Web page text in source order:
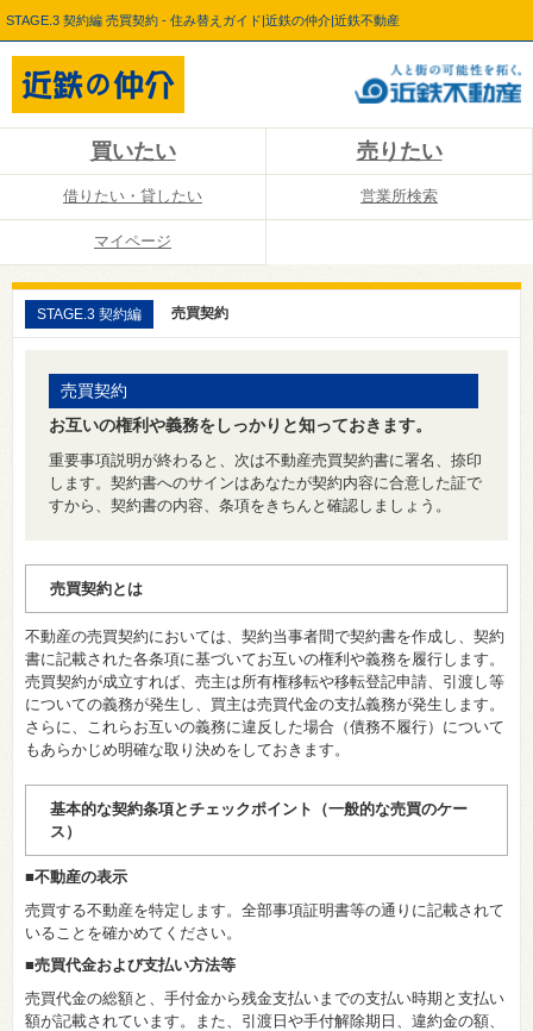
STAGE.3 契約編 売買契約 - 住み替えガイド|近鉄の仲介|近鉄不動産
買いたい 売りたい
借りたい・貸したい 営業所検索
マイページ
STAGE.3 契約編 売買契約
売買契約
お互いの権利や義務をしっかりと知っておきます。
重要事項説明が終わると、次は不動産売買契約書に署名、捺印
します。契約書へのサインはあなたが契約内容に合意した証で
すから、契約書の内容、条項をきちんと確認しましょう。
売買契約とは
不動産の売買契約においては、契約当事者間で契約書を作成し、契約
書に記載された各条項に基づいてお互いの権利や義務を履行します。
売買契約が成立すれば、売主は所有権移転や移転登記申請、引渡し等
についての義務が発生し、買主は売買代金の支払義務が発生します。
さらに、これらお互いの義務に違反した場合（債務不履行）について
もあらかじめ明確な取り決めをしておきます。
基本的な契約条項とチェックポイント（一般的な売買のケー
ス）
■不動産の表示
売買する不動産を特定します。全部事項証明書等の通りに記載されて
いることを確かめてください。
■売買代金および支払い方法等
売買代金の総額と、手付金から残金支払いまでの支払い時期と支払い
額が記載されています。また、引渡日や手付解除期日、違約金の額、